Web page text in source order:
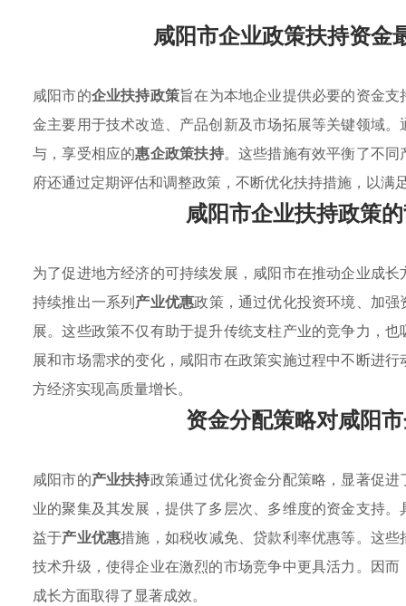
咸阳市企业政策扶持资金
咸阳市的企业扶持政策旨在为本地企业提供必要的资金
金主要用于技术改造、产品创新及市场拓展等关键领域
与，享受相应的惠企政策扶持。这些措施有效平衡了不
府还通过定期评估和调整政策，不断优化扶持措施，以满
咸阳市企业扶持政策
为了促进地方经济的可持续发展，咸阳市在推动企业成
持续推出一系列产业优惠政策，通过优化投资环境、加
展。这些政策不仅有助于提升传统支柱产业的竞争力，
展和市场需求的变化，咸阳市在政策实施过程中不断进
方经济实现高质量增长。
资金分配策略对咸阳
咸阳市的产业扶持政策通过优化资金分配策略，显著促
业的聚集及其发展，提供了多层次、多维度的资金支持
益于产业优惠措施，如税收减免、贷款利率优惠等。这
技术升级，使得企业在激烈的市场竞争中更具活力。因
成长方面取得了显著成效。